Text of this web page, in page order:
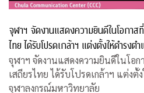
จุฬาฯ จัดงานแสดงความยินดีในโอกาส
ไทย ได้รับโปรดเกล้าฯ แต่งตั้งให้ดำรง
มหาวิทยาลัย
จุฬาฯ จัดงานแสดงความยินดีในโอก
เสถียรไทย ได้รับโปรดเกล้าฯ แต่ง
จุฬาลงกรณ์มหาวิทยาลัย